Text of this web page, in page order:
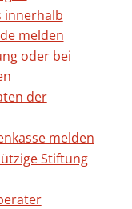
innerhalb
melden
oder bei
der
melden
Stiftung